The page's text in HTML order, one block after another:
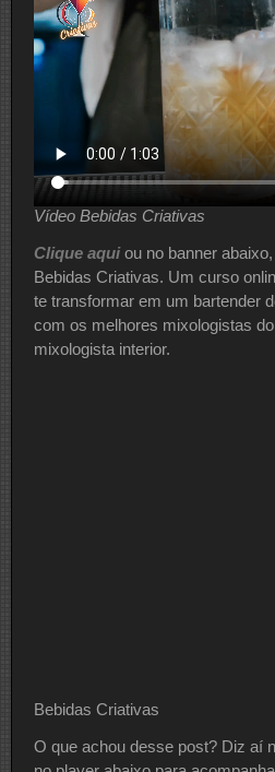
Vídeo Bebidas Criativas
Clique aquiou no banner
Bebidas Criativas. Um curso
te transformar em um bartender
com os melhores mixologistas
mixologista interior.
Bebidas Criativas
O que achou desse post? Diz aí